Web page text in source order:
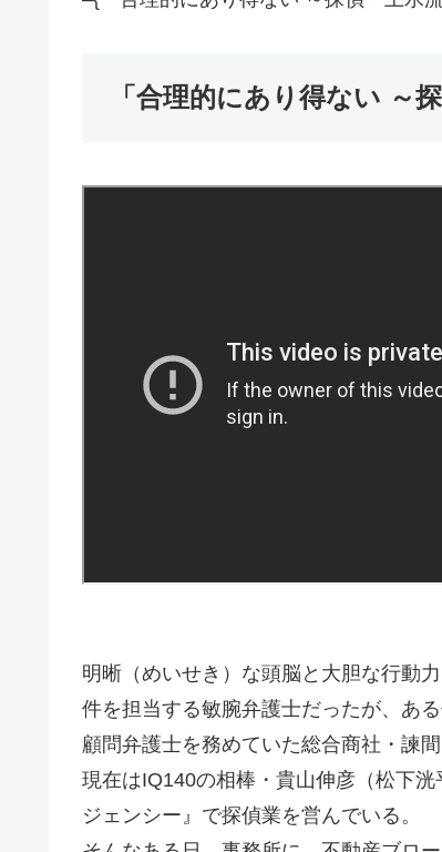
「合理的にあり得ない ～
明晰（めいせき）な頭脳と大胆な行動
件を担当する敏腕弁護士だったが、あ
顧問弁護士を務めていた総合商社・諫
現在はIQ140の相棒・貴山伸彦（松下
ジェンシー』で探偵業を営んでいる。